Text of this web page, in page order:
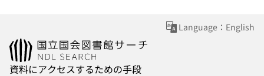
Language：English
資料にアクセスするための手段